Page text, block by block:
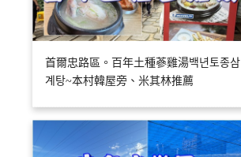
首爾忠路區。百年土種蔘雞湯백년토종삼
계탕~本村韓屋旁、米其林推薦